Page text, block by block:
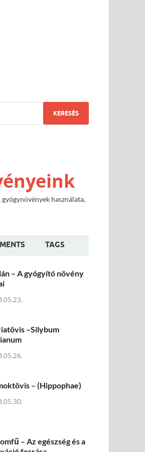
használata,
TAGS
– A gyógyító növény
–Silybum
– (Hippophae)
– Az egészség és a